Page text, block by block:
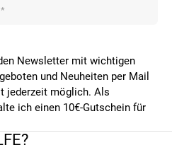
*
Newsletter mit wichtigen
und Neuheiten per Mail
jederzeit möglich. Als
ich einen 10€-Gutschein für